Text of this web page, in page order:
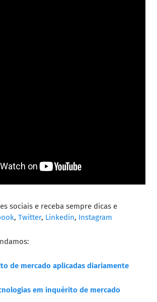
sociais e receba sempre dicas e
, Twitter, Linkedin, Instagram
de mercado aplicadas diariamente
em inquérito de mercado